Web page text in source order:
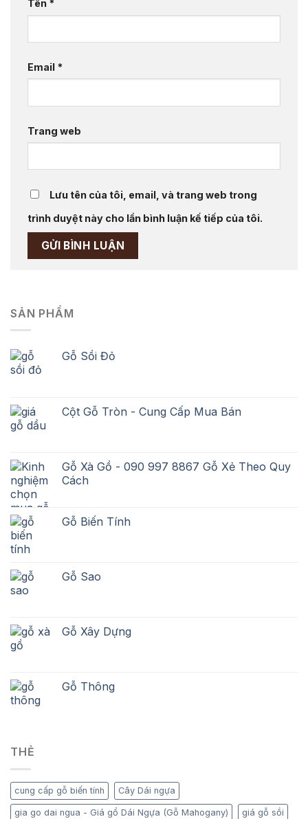
Tên *
Email *
Trang web
Lưu tên của tôi, email, và trang web trong
trình duyệt này cho lần bình luận kế tiếp của tôi.
SẢN PHẨM
Gỗ Sồi Đỏ
Cột Gỗ Tròn - Cung Cấp Mua Bán
Gỗ Xà Gồ - 090 997 8867 Gỗ Xẻ Theo Quy
Cách
Gỗ Biến Tính
Gỗ Sao
Gỗ Xây Dựng
Gỗ Thông
THẺ
cung cấp gỗ biến tính Cây Dái ngựa
gia go dai ngua - Giá gổ Dái Ngựa (Gỗ Mahogany) giá gỗ sồi